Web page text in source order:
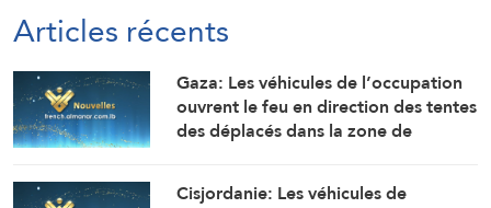
Articles récents
Gaza: Les véhicules de l’occupation
ouvrent le feu en direction des tentes
des déplacés dans la zone de
Cisjordanie: Les véhicules de